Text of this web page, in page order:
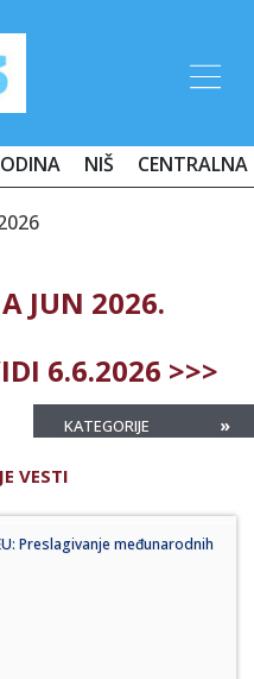
NIŠ CENTRALNA
JUN 2026.
6.6.2026 >>>
KATEGORIJE »
VESTI
Preslagivanje međunarodnih